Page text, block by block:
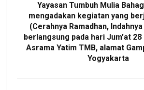
Yayasan Tumbuh Mulia
mengadakan kegiatan yang
(Cerahnya Ramadhan,
berlangsung pada hari Jum’at
Asrama Yatim TMB, alamat
Yogyakarta